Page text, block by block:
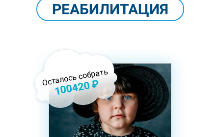
РЕАБИЛИТАЦИЯ
Осталось собрать
100420 ₽